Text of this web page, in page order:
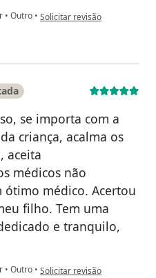
• Outro • na opinião do utilizador
Solicitar revisão
se importa com a
criança, acalma os
aceita
médicos não
ótimo médico. Acertou
filho. Tem uma
e tranquilo,
• Outro • na opinião do utilizador
Solicitar revisão